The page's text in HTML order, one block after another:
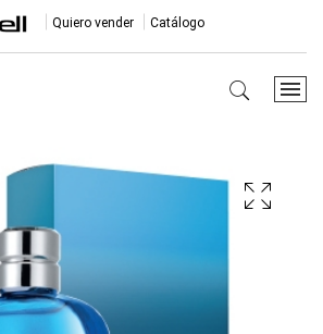
Quiero vender Catálogo